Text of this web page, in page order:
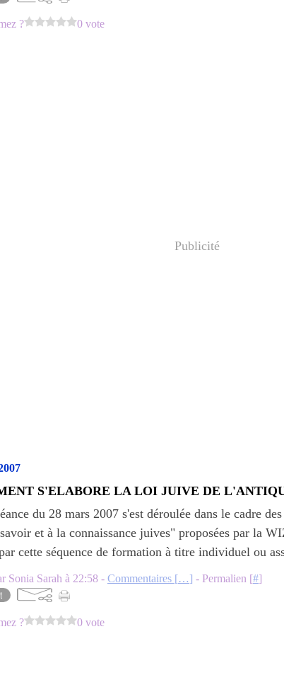
? 0 vote
Publicité
S'ELABORE LA LOI JUIVE DE
du 28 mars 2007 s'est déroulée dans le cadre
et à la connaissance juives" proposées par la
cette séquence de formation à titre individuel ou
Sonia Sarah à 22:58 - Commentaires […] - Permalien [#]
? 0 vote